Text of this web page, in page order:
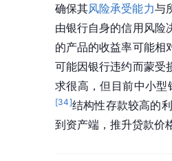
确保其风险承受能力与
由银行自身的信用风险
的产品的收益率可能相
可能因银行违约而蒙受
求很高，但目前中小
[34]结构性存款较高的
到资产端，推升贷款价